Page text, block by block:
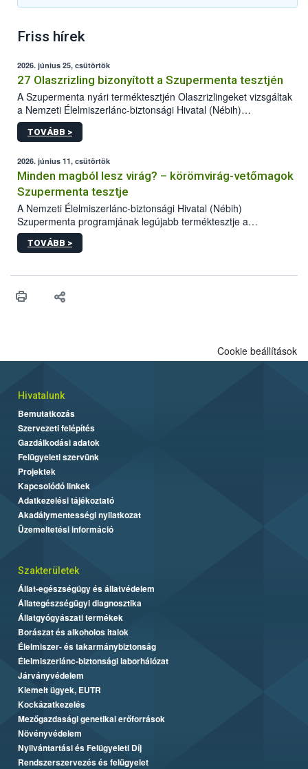
Friss hírek
2026. június 25, csütörtök
27 Olaszrizling bizonyított a Szupermenta tesztjén
A Szupermenta nyári terméktesztjén Olaszrizlingeket vizsgáltak
a Nemzeti Élelmiszerlánc-biztonsági Hivatal (Nébih)
szakemberei. Összesen 27 bor került „nagyító alá”, melyek az
élelmiszerbiztonsági és -minőségi vizsgálatok, valamint a
vizsgálaton az is kiderült, melyek a kóstolók által
legkedveltebbnek ítélt Olaszrizlingek.
TOVÁBB >
2026. június 11, csütörtök
Minden magból lesz virág? – körömvirág-vetőmagok
Szupermenta tesztje
A Nemzeti Élelmiszerlánc-biztonsági Hivatal (Nébih)
Szupermenta programjának legújabb terméktesztje a
körömvirág-vetőmagokra fókuszált. A hatósági vizsgálatokon a
szakemberek 16 kereskedelmi forgalomban kapható terméket
meg a jogszabályi előírásoknak, egy további termék pedig a
felügyelők mind a négy esetben eljárást indítottak és elrendelték
folytatódik a növények fejlődésének nyomonkövetésével.
TOVÁBB >
Cookie beállítások
Hivatalunk
Bemutatkozás
Szervezeti felépítés
Gazdálkodási adatok
Felügyeleti szervünk
Projektek
Kapcsolódó linkek
Adatkezelési tájékoztató
Akadálymentességi nyilatkozat
Üzemeltetési információ
Szakterületek
Állat-egészségügy és állatvédelem
Állategészségügyi diagnosztika
Állatgyógyászati termékek
Borászat és alkoholos italok
Élelmiszer- és takarmánybiztonság
Élelmiszerlánc-biztonsági laborhálózat
Járványvédelem
Kiemelt ügyek, EUTR
Kockázatkezelés
Mezőgazdasági genetikai erőforrások
Növényvédelem
Nyilvántartási és Felügyeleti Díj
Rendszerszervezés és felügyelet